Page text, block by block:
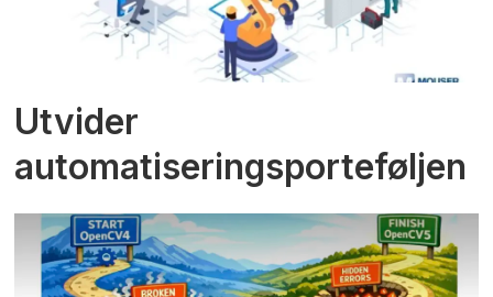
Utvider
automatiseringsporteføljen